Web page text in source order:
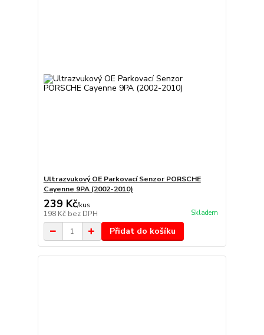
Ultrazvukový OE Parkovací Senzor PORSCHE
Cayenne 9PA (2002-2010)
239 Kč/kus
198 Kč bez DPH Skladem
Přidat do košíku